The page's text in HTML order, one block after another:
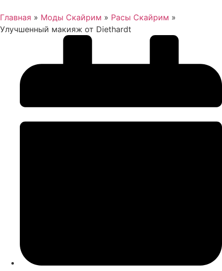
Главная » Моды Скайрим » Расы Скайрим »
Улучшенный макияж от Diethardt